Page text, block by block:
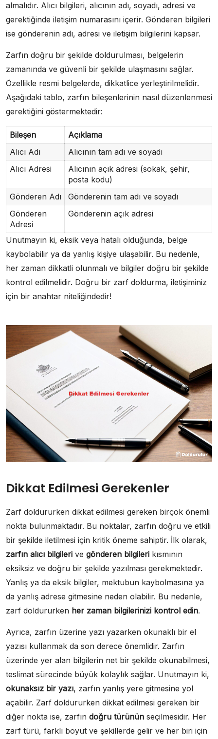
almalıdır. Alıcı bilgileri, alıcının adı, soyadı, adresi ve
gerektiğinde iletişim numarasını içerir. Gönderen bilgileri
ise gönderenin adı, adresi ve iletişim bilgilerini kapsar.
Zarfın doğru bir şekilde doldurulması, belgelerin
zamanında ve güvenli bir şekilde ulaşmasını sağlar.
Özellikle resmi belgelerde, dikkatlice yerleştirilmelidir.
Aşağıdaki tablo, zarfın bileşenlerinin nasıl düzenlenmesi
gerektiğini göstermektedir:
Bileşen
Açıklama
Alıcı Adı
Alıcının tam adı ve soyadı
Alıcı Adresi
Alıcının açık adresi (sokak, şehir,
posta kodu)
Gönderen Adı
Gönderenin tam adı ve soyadı
Gönderen
Adresi
Gönderenin açık adresi
Unutmayın ki, eksik veya hatalı olduğunda, belge
kaybolabilir ya da yanlış kişiye ulaşabilir. Bu nedenle,
her zaman dikkatli olunmalı ve bilgiler doğru bir şekilde
kontrol edilmelidir. Doğru bir zarf doldurma, iletişiminiz
için bir anahtar niteliğindedir!
Dikkat Edilmesi Gerekenler
Zarf doldururken dikkat edilmesi gereken birçok önemli
nokta bulunmaktadır. Bu noktalar, zarfın doğru ve etkili
bir şekilde iletilmesi için kritik öneme sahiptir. İlk olarak,
zarfın alıcı bilgileri ve gönderen bilgileri kısmının
eksiksiz ve doğru bir şekilde yazılması gerekmektedir.
Yanlış ya da eksik bilgiler, mektubun kaybolmasına ya
da yanlış adrese gitmesine neden olabilir. Bu nedenle,
zarf doldururken her zaman bilgilerinizi kontrol edin.
Ayrıca, zarfın üzerine yazı yazarken okunaklı bir el
yazısı kullanmak da son derece önemlidir. Zarfın
üzerinde yer alan bilgilerin net bir şekilde okunabilmesi,
teslimat sürecinde büyük kolaylık sağlar. Unutmayın ki,
okunaksız bir yazı, zarfın yanlış yere gitmesine yol
açabilir. Zarf doldururken dikkat edilmesi gereken bir
diğer nokta ise, zarfın doğru türünün seçilmesidir. Her
zarf türü, farklı boyut ve şekillerde gelir ve her biri için